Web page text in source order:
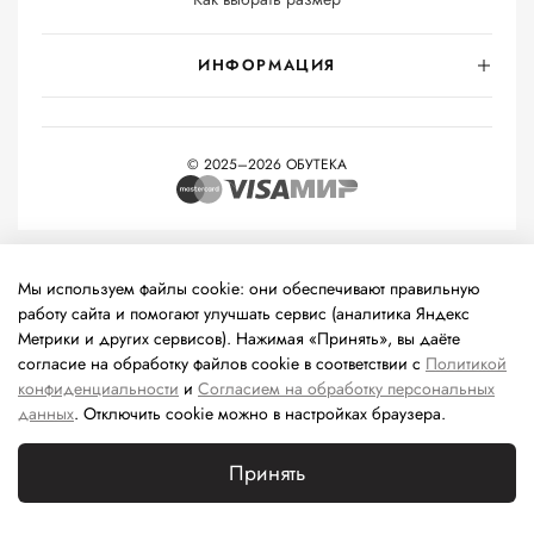
ИНФОРМАЦИЯ
© 2025–2026 ОБУТЕКА
технологии
(информационные технологии предоставления
информации на основе сбора, систематизации и анализа
сведений, относящихся к предпочтениям пользователей сети
«Интернет», находящихся на территории Российской
Федерации).
Мы используем файлы cookie: они обеспечивают правильную
работу сайта и помогают улучшать сервис (аналитика Яндекс
Метрики и других сервисов). Нажимая «Принять», вы даёте
согласие на обработку файлов cookie в соответствии с Политикой
конфиденциальности и Согласием на обработку персональных
данных. Отключить cookie можно в настройках браузера.
Принять